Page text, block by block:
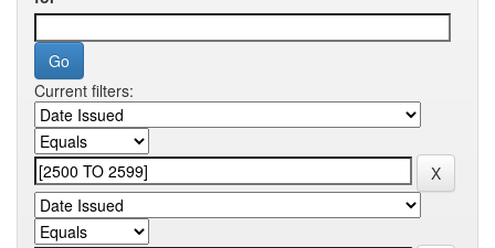
Current filters: